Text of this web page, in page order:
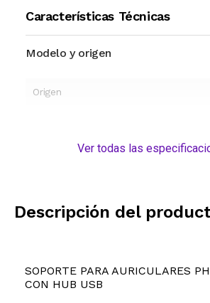
Características Técnicas
Modelo y origen
Origen
Ver todas las
Descripción del
SOPORTE PARA AURICULARES
CON HUB USB